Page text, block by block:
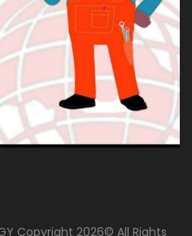
Copyright 2026© All Rights